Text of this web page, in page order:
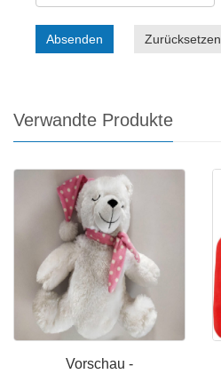
Absenden Zurücksetzen
Verwandte Produkte
Vorschau -